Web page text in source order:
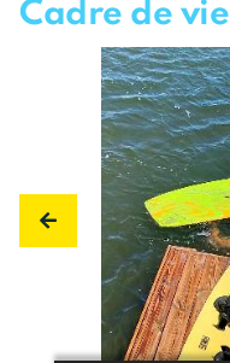
Cadre de vie